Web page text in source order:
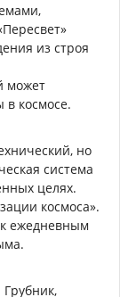
из строя
может
в космосе.
но
система
целях.
космоса».
ежедневным